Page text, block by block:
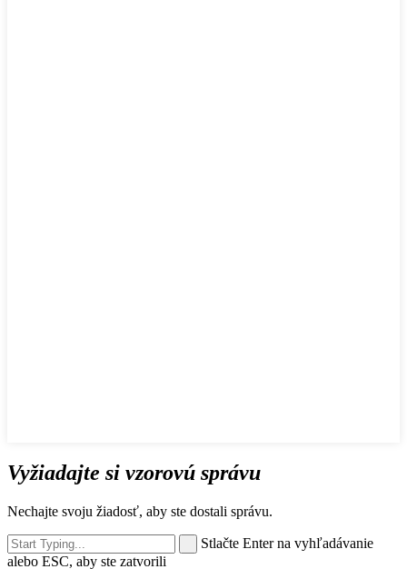
Vyžiadajte si vzorovú správu
Nechajte svoju žiadosť, aby ste dostali správu.
Stlačte Enter na vyhľadávanie
alebo ESC, aby ste zatvorili